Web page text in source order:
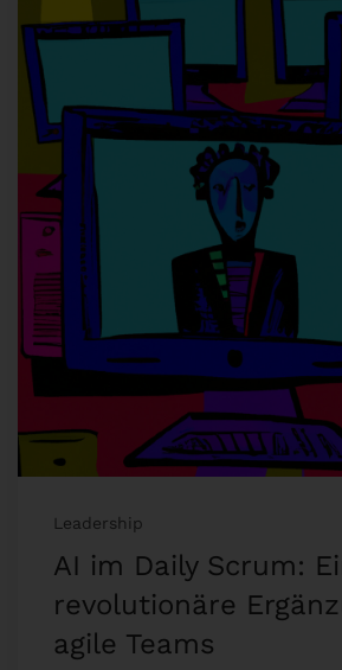
Leadership
AI im Daily Scrum:
revolutionäre
agile Teams